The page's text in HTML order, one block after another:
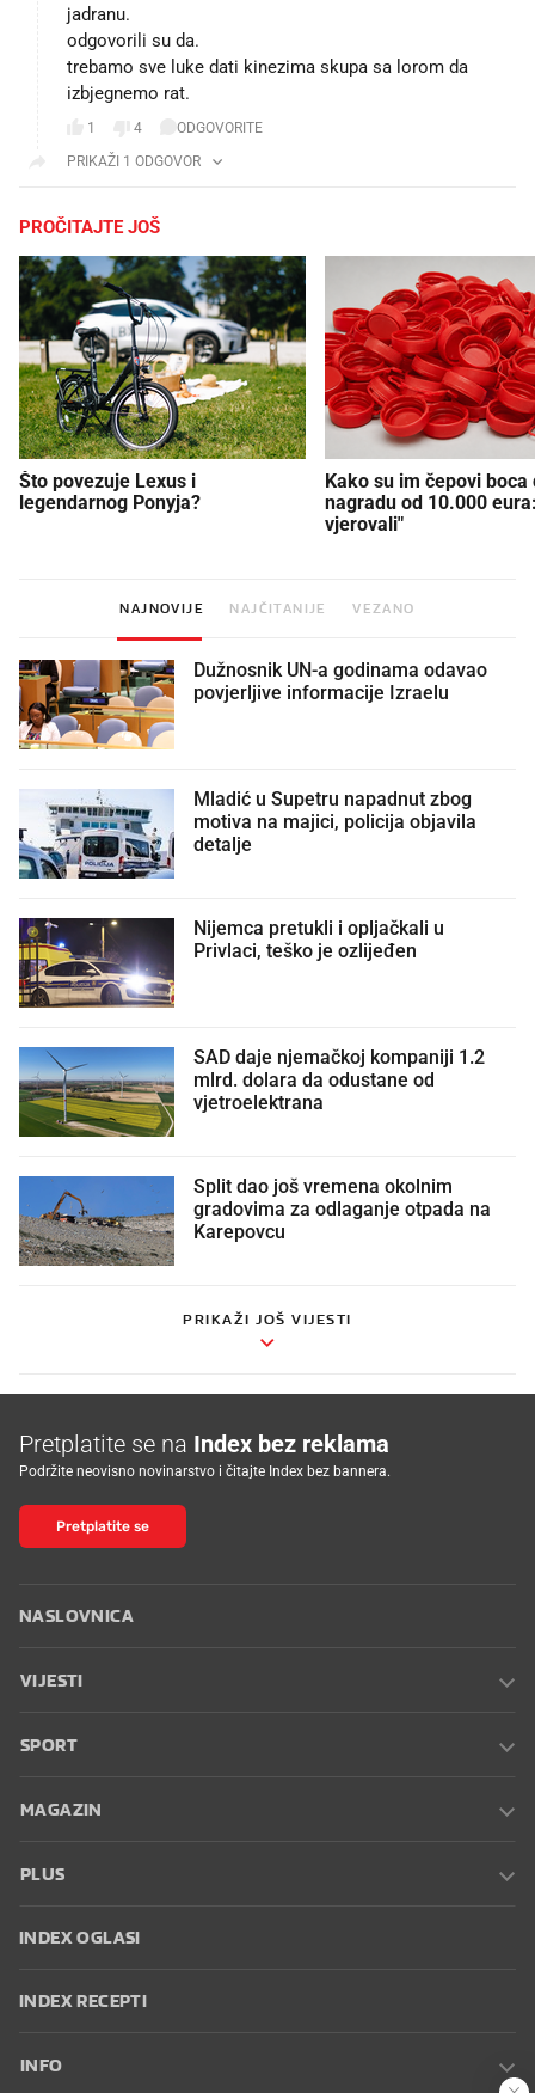
jadranu.
odgovorili su da.
trebamo sve luke dati kinezima skupa sa lorom da
izbjegnemo rat.
1 4
ODGOVORITE
PRIKAŽI 1 ODGOVOR
PROČITAJTE JOŠ
Što povezuje Lexus i
legendarnog Ponyja?
Kako su im čepovi boca
nagradu od 10.000
vjerovali"
NAJNOVIJE NAJČITANIJE VEZANO
Dužnosnik UN-a godinama odavao
povjerljive informacije Izraelu
Mladić u Supetru napadnut zbog
motiva na majici, policija objavila
detalje
Nijemca pretukli i opljačkali u
Privlaci, teško je ozlijeđen
SAD daje njemačkoj kompaniji 1.2
mlrd. dolara da odustane od
vjetroelektrana
Split dao još vremena okolnim
gradovima za odlaganje otpada na
Karepovcu
PRIKAŽI JOŠ VIJESTI
Pretplatite se na Index bez reklama
Podržite neovisno novinarstvo i čitajte Index bez bannera.
Pretplatite se
NASLOVNICA
VIJESTI
SPORT
MAGAZIN
PLUS
INDEX OGLASI
INDEX RECEPTI
INFO